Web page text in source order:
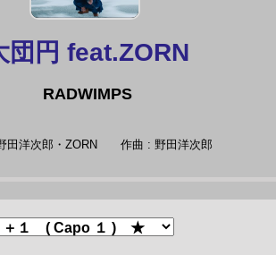
団円 feat.ZORN
RADWIMPS
田洋次郎・ZORN作曲 : 野田洋次郎